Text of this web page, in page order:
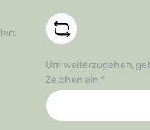
Um weiterzugehen,
Zeichen ein *